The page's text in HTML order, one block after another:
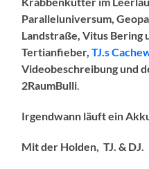
Paralleluniversum,
Landstraße, Vitus Bering
Tertianfieber,TJ.s
Videobeschreibung und
2RaumBulli
Irgendwann läuft ein
Mit der Holden, TJ. & DJ.